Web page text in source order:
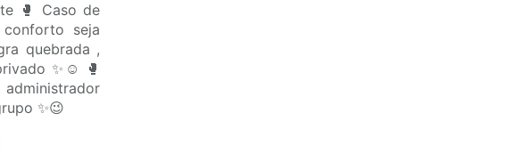
🥊 Caso de
seja
quebrada ,
✨☺️ 🥊
administrador
✨😉